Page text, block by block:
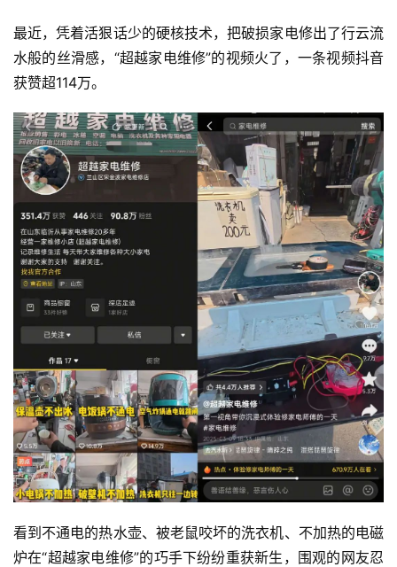
最近，凭着活狠话少的硬核技术，把破损家电修出了行云流
水般的丝滑感，“超越家电维修”的视频火了，一条视频抖音
获赞超114万。
看到不通电的热水壶、被老鼠咬坏的洗衣机、不加热的电磁
炉在“超越家电维修”的巧手下纷纷重获新生，围观的网友忍